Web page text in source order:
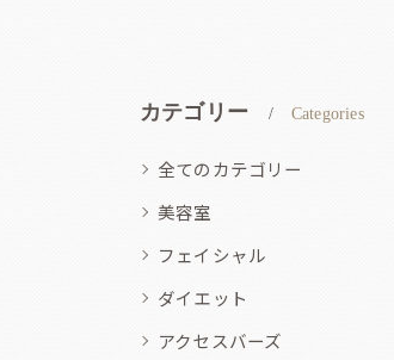
カテゴリー Categories
全てのカテゴリー
美容室
フェイシャル
ダイエット
アクセスバーズ